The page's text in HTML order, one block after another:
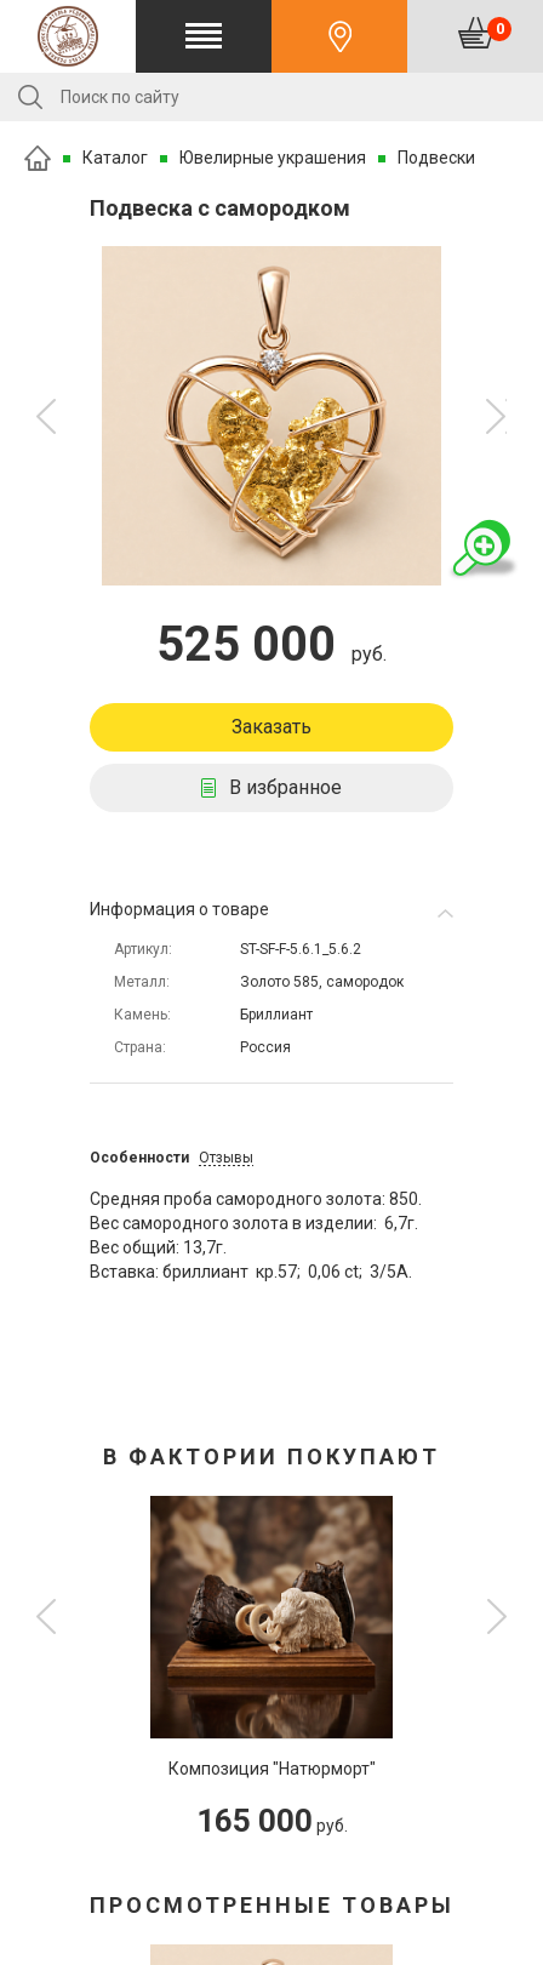
0
Каталог Ювелирные украшения Подвески
Подвеска с самородком
525 000 руб.
Заказать
В избранное
Информация о товаре
Артикул
ST-SF-F-5.6.1_5.6.2
Металл
Золото 585, самородок
Камень
Бриллиант
Страна
Россия
Особенности Отзывы
Средняя проба самородного золота: 850.
Вес самородного золота в изделии: 6,7г.
Вес общий: 13,7г.
Вставка: бриллиант кр.57; 0,06 ct; 3/5А.
В ФАКТОРИИ ПОКУПАЮТ
Композиция "Натюрморт"
165 000 руб.
ПРОСМОТРЕННЫЕ ТОВАРЫ